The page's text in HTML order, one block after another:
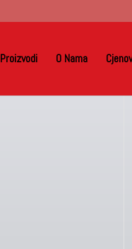
Proizvodi O Nama